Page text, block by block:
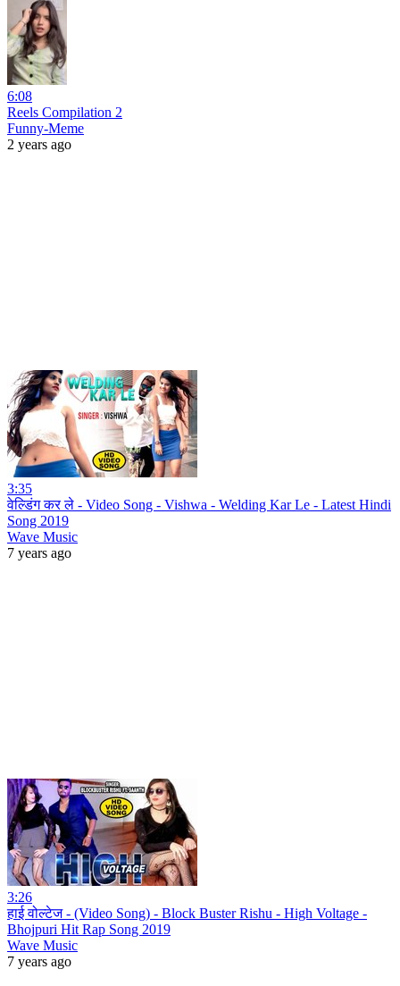
6:08
Reels Compilation 2
Funny-Meme
2 years ago
3:35
वेल्डिंग कर ले - Video Song - Vishwa - Welding Kar Le - Latest Hindi
Song 2019
Wave Music
7 years ago
3:26
हाई वोल्टेज - (Video Song) - Block Buster Rishu - High Voltage -
Bhojpuri Hit Rap Song 2019
Wave Music
7 years ago